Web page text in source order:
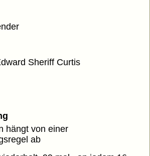
Sheriff Curtis
hängt von einer
ab